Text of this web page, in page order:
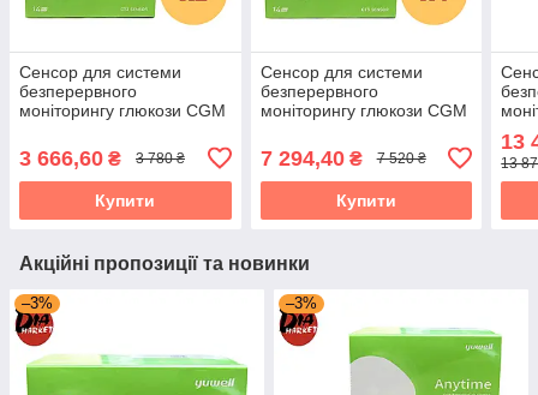
Сенсор для системи
безперервного
моніторингу глюкози CGM
3 666,60 ₴ 3 780 ₴
Купити
Сенсор для системи
безперервного
моніторингу глюкози CGM
7 294,40₴ 7 520 ₴
Купити
1
13
13
Акційні пропозиції та новинки
–3% –3%